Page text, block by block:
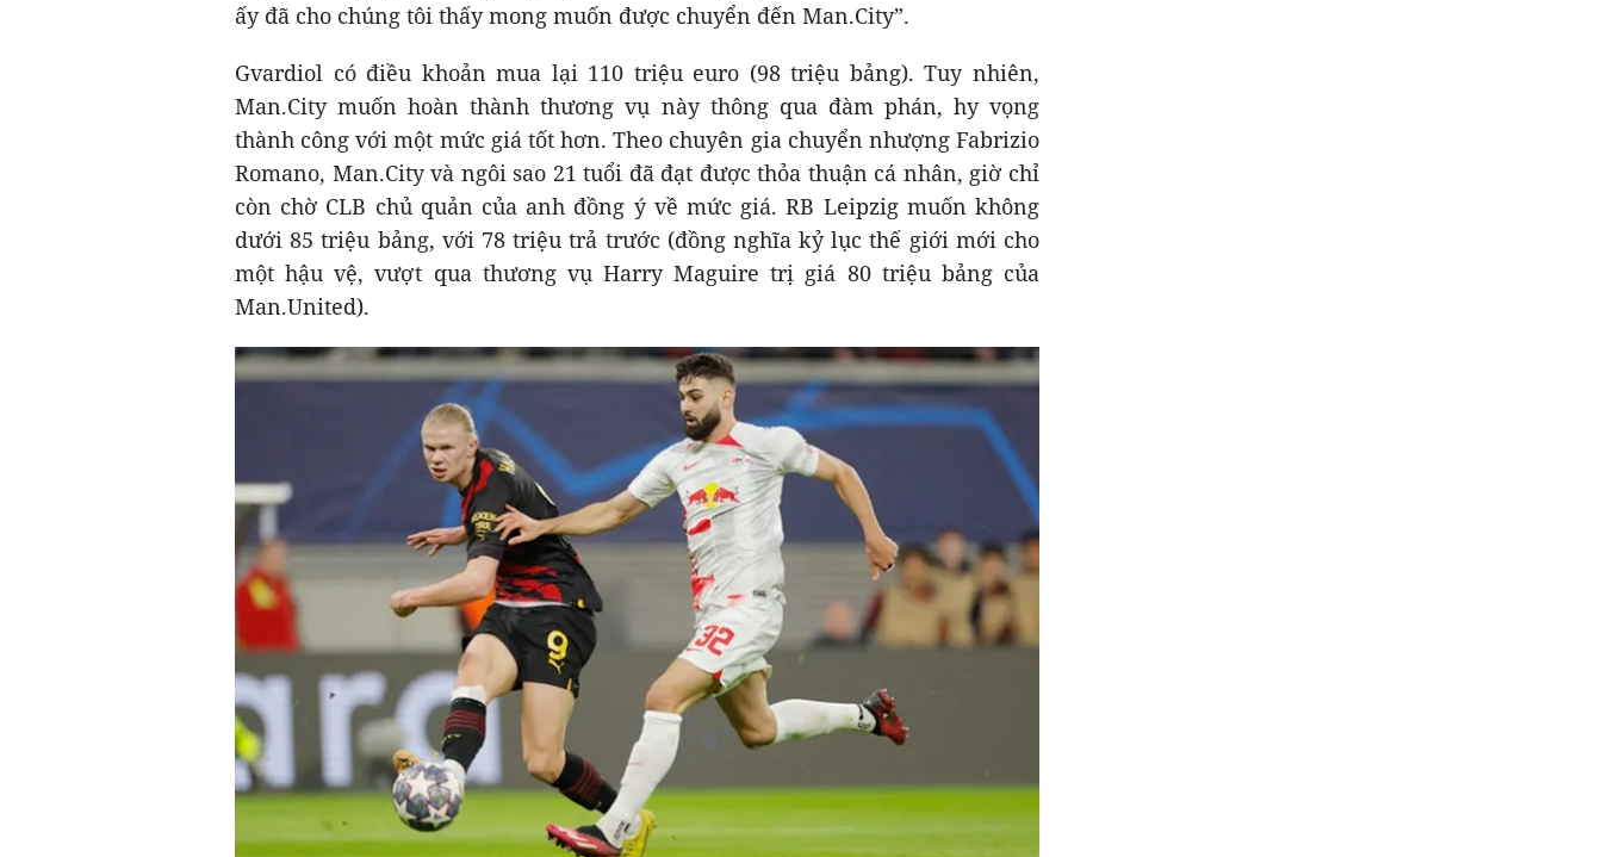
ấy đã cho chúng tôi thấy mong muốn được chuyển đến Man.City”.
Gvardiol có điều khoản mua lại 110 triệu euro (98 triệu bảng). Tuy nhiên,
Man.City muốn hoàn thành thương vụ này thông qua đàm phán, hy vọng
thành công với một mức giá tốt hơn. Theo chuyên gia chuyển nhượng Fabrizio
Romano, Man.City và ngôi sao 21 tuổi đã đạt được thỏa thuận cá nhân, giờ chỉ
còn chờ CLB chủ quản của anh đồng ý về mức giá. RB Leipzig muốn không
dưới 85 triệu bảng, với 78 triệu trả trước (đồng nghĩa kỷ lục thế giới mới cho
một hậu vệ, vượt qua thương vụ Harry Maguire trị giá 80 triệu bảng của
Man.United).